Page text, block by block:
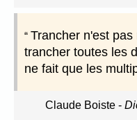
Trancher n'est
trancher toutes les
ne fait que les
Claude Boiste-